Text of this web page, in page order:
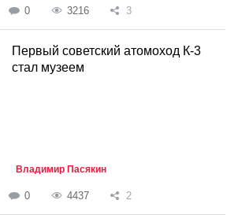
0 3216 3
Первый советский атомоход К-3
стал музеем
Владимир Пасякин
0 4437 2